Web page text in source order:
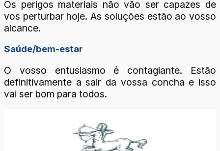
Os perigos materiais não vão ser capazes de
vos perturbar hoje. As soluções estão ao vosso
alcance.
Saúde/bem-estar
O vosso entusiasmo é contagiante. Estão
definitivamente a sair da vossa concha e isso
vai ser bom para todos.